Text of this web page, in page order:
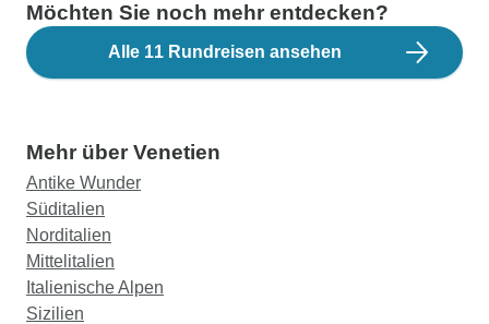
Möchten Sie noch mehr entdecken?
Alle 11 Rundreisen ansehen
Mehr über Venetien
Antike Wunder
Süditalien
Norditalien
Mittelitalien
Italienische Alpen
Sizilien